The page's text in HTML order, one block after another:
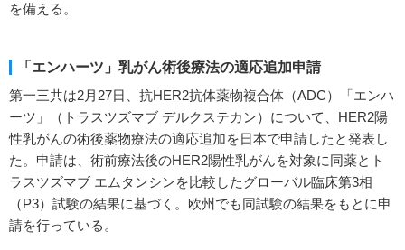
を備える。
「エンハーツ」乳がん術後療法の適応追加申請
第一三共は2月27日、抗HER2抗体薬物複合体（ADC）「エンハ
ーツ」（トラスツズマブ デルクステカン）について、HER2陽
性乳がんの術後薬物療法の適応追加を日本で申請したと発表し
た。申請は、術前療法後のHER2陽性乳がんを対象に同薬とト
ラスツズマブ エムタンシンを比較したグローバル臨床第3相
（P3）試験の結果に基づく。欧州でも同試験の結果をもとに申
請を行っている。